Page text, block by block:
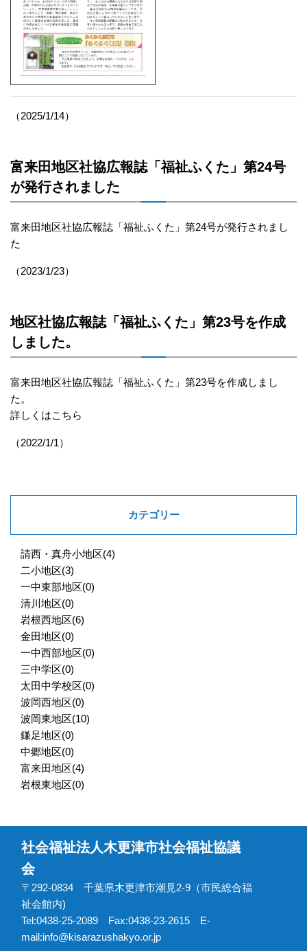
（2025/1/14）
富来田地区社協広報誌「福祉ふくた」第24号
が発行されました
富来田地区社協広報誌「福祉ふくた」第24号が発行されまし
た
（2023/1/23）
地区社協広報誌「福祉ふくた」第23号を作成
しました。
富来田地区社協広報誌「福祉ふくた」第23号を作成しまし
た。
詳しくはこちら
（2022/1/1）
カテゴリー
請西・真舟小地区(4)
二小地区(3)
一中東部地区(0)
清川地区(0)
岩根西地区(6)
金田地区(0)
一中西部地区(0)
三中学区(0)
太田中学校区(0)
波岡西地区(0)
波岡東地区(10)
鎌足地区(0)
中郷地区(0)
富来田地区(4)
岩根東地区(0)
社会福祉法人木更津市社会福祉協議
会
〒292-0834 千葉県木更津市潮見2-9（市民総合福
祉会館内)
Tel:0438-25-2089 Fax:0438-23-2615 E-
mail:info@kisarazushakyo.or.jp